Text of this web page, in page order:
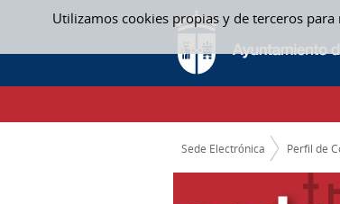
Utilizamos cookies propias y de terceros
Saltar al contenido
ACTAS MESAS CONTRATACION
CAMINO DE MIGAS
Sede Electrónica Perfil de